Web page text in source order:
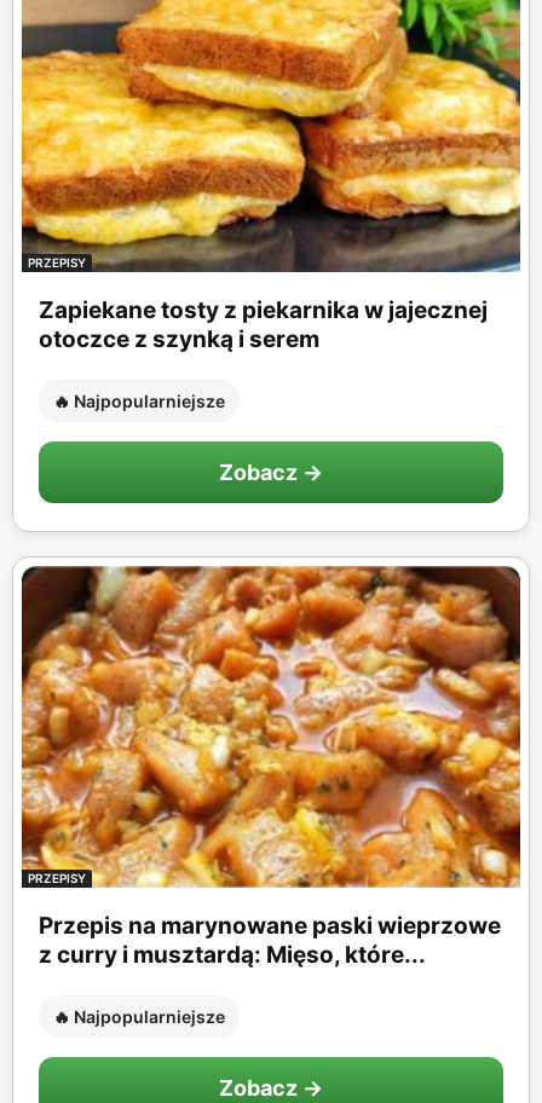
PRZEPISY
Zapiekane tosty z piekarnika w jajecznej
otoczce z szynką i serem
🔥 Najpopularniejsze
Zobacz →
PRZEPISY
Przepis na marynowane paski wieprzowe
z curry i musztardą: Mięso, które...
🔥 Najpopularniejsze
Zobacz →